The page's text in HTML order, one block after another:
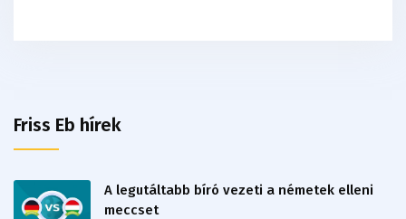
Friss Eb hírek
A legutáltabb bíró vezeti a németek elleni
meccset